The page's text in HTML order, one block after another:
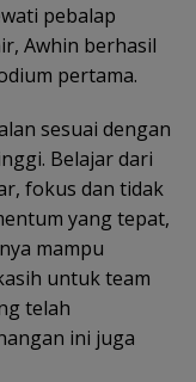
pebalap
Awhin berhasil
pertama.
sesuai dengan
Belajar dari
fokus dan tidak
yang tepat,
mampu
untuk team
telah
ini juga